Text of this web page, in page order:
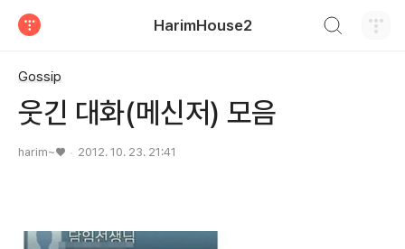
HarimHouse2
Gossip
웃긴 대화(메신저) 모음
harim~♥ 2012. 10. 23. 21:41